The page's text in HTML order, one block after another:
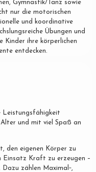
Gymnastik/Tanz sowie
nur die motorischen
und koordinative
Übungen und
Kinder ihre körperlichen
entdecken.
Leistungsfähigkeit
und mit viel Spaß an
den eigenen Körper zu
Einsatz Kraft zu erzeugen –
zählen Maximal‐,